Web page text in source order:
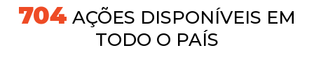
745AÇÕES DISPONÍVEIS EM
TODO O PAÍS